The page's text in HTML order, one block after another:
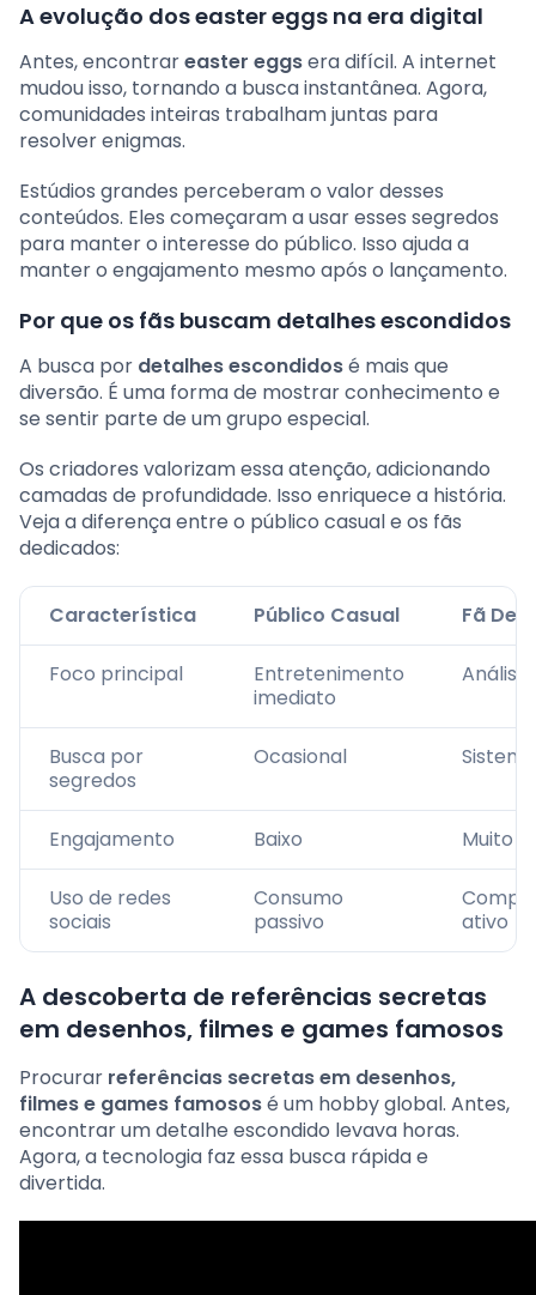
A evolução dos easter eggs na era digital
Antes, encontrareaster eggsera difícil. A internet
mudou isso, tornando a busca instantânea. Agora,
comunidades inteiras trabalham juntas para
resolver enigmas.
Estúdios grandes perceberam o valor desses
conteúdos. Eles começaram a usar esses segredos
para manter o interesse do público. Isso ajuda a
manter o engajamento mesmo após o lançamento.
Por que os fãs buscam detalhes escondidos
A busca por detalhes escondidosé mais que
diversão. É uma forma de mostrar conhecimento e
se sentir parte de um grupo especial.
Os criadores valorizam essa atenção, adicionando
camadas de profundidade. Isso enriquece a história.
Veja a diferença entre o público casual e os fãs
dedicados:
Característica Público Casual Fã
Foco principal
Entretenimento
imediato
Busca por
segredos
Ocasional
Engajamento Baixo Muito
Uso de redes
sociais
Consumo
passivo
ativo
A descoberta de referências secretas
em desenhos, filmes e games famosos
Procurar referências secretas em desenhos,
filmes e games famososé um hobby global. Antes,
encontrar um detalhe escondido levava horas.
Agora, a tecnologia faz essa busca rápida e
divertida.